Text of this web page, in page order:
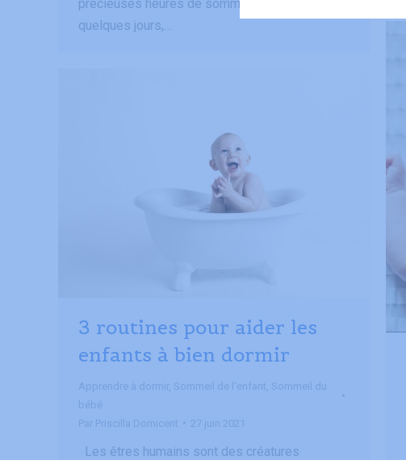
précieuses heures de sommeil. Au bout de
quelques jours,…
3 routines pour aider les
enfants à bien dormir
Apprendre à dormir Sommeil de l'enfant Sommeil du
bébé
Par Priscilla Domicent 27 juin 2021
Les êtres humains sont des créatures